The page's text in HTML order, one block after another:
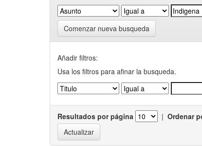
Comenzar nueva busqueda
Añadir filtros:
Usa los filtros para afinar la busqueda.
Resultados por página | Ordenar